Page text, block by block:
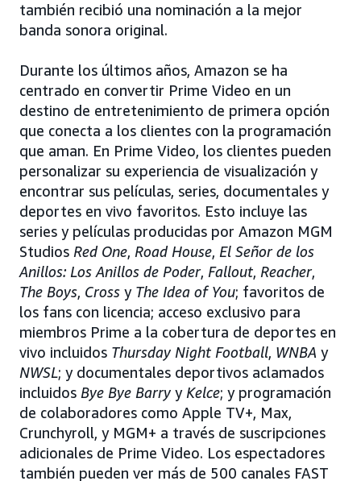
también recibió una nominación a la mejor
banda sonora original.
Durante los últimos años, Amazon se ha
centrado en convertir Prime Video en un
destino de entretenimiento de primera opción
que conecta a los clientes con la programación
que aman. En Prime Video, los clientes pueden
personalizar su experiencia de visualización y
encontrar sus películas, series, documentales y
deportes en vivo favoritos. Esto incluye las
series y películas producidas por Amazon MGM
Studios Red One, Road House, El Señor de los
Anillos: Los Anillos de Poder, Fallout, Reacher,
The Boys, Cross y The Idea of You; favoritos de
los fans con licencia; acceso exclusivo para
miembros Prime a la cobertura de deportes en
vivo incluidos Thursday Night Football, WNBA y
NWSL; y documentales deportivos aclamados
incluidos Bye Bye Barry y Kelce; y programación
de colaboradores como Apple TV+, Max,
Crunchyroll, y MGM+ a través de suscripciones
adicionales de Prime Video. Los espectadores
también pueden ver más de 500 canales FAST